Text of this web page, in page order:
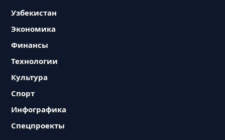
Узбекистан
Экономика
Финансы
Технологии
Культура
Спорт
Инфографика
Спецпроекты